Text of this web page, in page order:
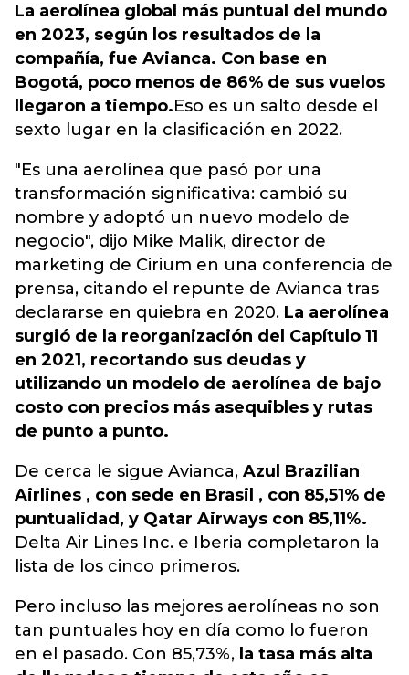
La aerolínea global más puntual del mundo
en 2023, según los resultados de la
compañía, fue Avianca. Con base en
Bogotá, poco menos de 86% de sus vuelos
llegaron a tiempo.Eso es un salto desde el
sexto lugar en la clasificación en 2022.
"Es una aerolínea que pasó por una
transformación significativa: cambió su
nombre y adoptó un nuevo modelo de
negocio", dijo Mike Malik, director de
marketing de Cirium en una conferencia de
prensa, citando el repunte de Avianca tras
declararse en quiebra en 2020. La aerolínea
surgió de la reorganización del Capítulo 11
en 2021, recortando sus deudas y
utilizando un modelo de aerolínea de bajo
costo con precios más asequibles y rutas
de punto a punto.
De cerca le sigue Avianca, Azul Brazilian
Airlines , con sede en Brasil , con 85,51% de
puntualidad, y Qatar Airways con 85,11%.
Delta Air Lines Inc. e Iberia completaron la
lista de los cinco primeros.
Pero incluso las mejores aerolíneas no son
tan puntuales hoy en día como lo fueron
en el pasado. Con 85,73%, la tasa más alta